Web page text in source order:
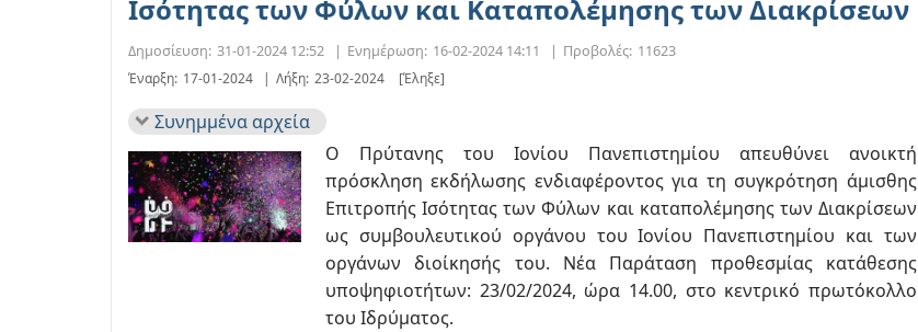
Ισότητας των Φύλων και Καταπολέμησης των Διακρίσεων
Δημοσίευση: 31-01-2024 12:52 | Ενημέρωση: 16-02-2024 14:11 | Προβολές: 11623
Έναρξη: 17-01-2024 Λήξη: 23-02-2024 [Έληξε]
Συνημμένα αρχεία
Ο Πρύτανης του Ιονίου Πανεπιστημίου απευθύνει ανοικτή
πρόσκληση εκδήλωσης ενδιαφέροντος για τη συγκρότηση άμισθης
Επιτροπής Ισότητας των Φύλων και καταπολέμησης των Διακρίσεων
ως συμβουλευτικού οργάνου του Ιονίου Πανεπιστημίου και των
οργάνων διοίκησής του. Νέα Παράταση προθεσμίας κατάθεσης
υποψηφιοτήτων: 23/02/2024, ώρα 14.00, στο κεντρικό πρωτόκολλο
του Ιδρύματος.